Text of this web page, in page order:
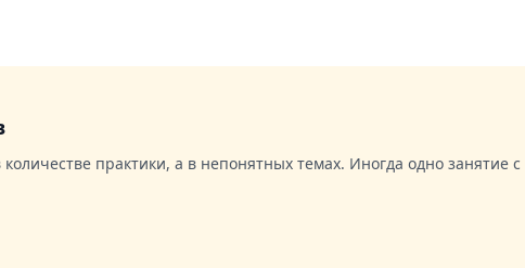
практики, а в непонятных темах. Иногда одно занятие